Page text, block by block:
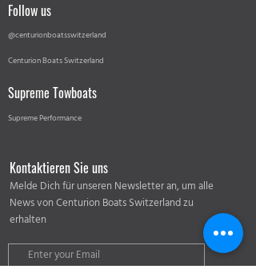
Follow us
@centurionboatsswitzerland
Centurion Boats Switzerland
Supreme Towboats
Supreme Performance
Kontaktieren Sie uns
Melde Dich für unseren Newsletter an, um alle
News von Centurion Boats Switzerland zu
erhalten